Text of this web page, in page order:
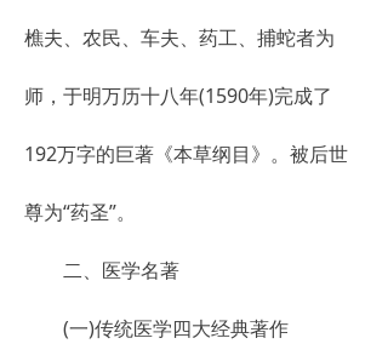
樵夫、农民、车夫、药工、捕蛇者为
师，于明万历十八年(1590年)完成了
192万字的巨著《本草纲目》。被后世
尊为“药圣”。
二、医学名著
(一)传统医学四大经典著作